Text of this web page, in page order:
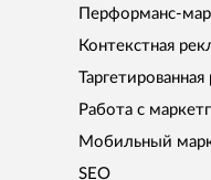
Перформанс-
Контекстная
Работа с
Мобильный
SEO